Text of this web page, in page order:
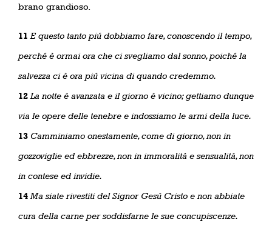
brano grandioso.
11 E questo tanto piú dobbiamo fare, conoscendo il tempo,
perché è ormai ora che ci svegliamo dal sonno, poiché la
salvezza ci è ora piú vicina di quando credemmo.
12 La notte è avanzata e il giorno è vicino; gettiamo dunque
via le opere delle tenebre e indossiamo le armi della luce.
13 Camminiamo onestamente, come di giorno, non in
gozzoviglie ed ebbrezze, non in immoralità e sensualità, non
in contese ed invidie.
14 Ma siate rivestiti del Signor Gesú Cristo e non abbiate
cura della carne per soddisfarne le sue concupiscenze.